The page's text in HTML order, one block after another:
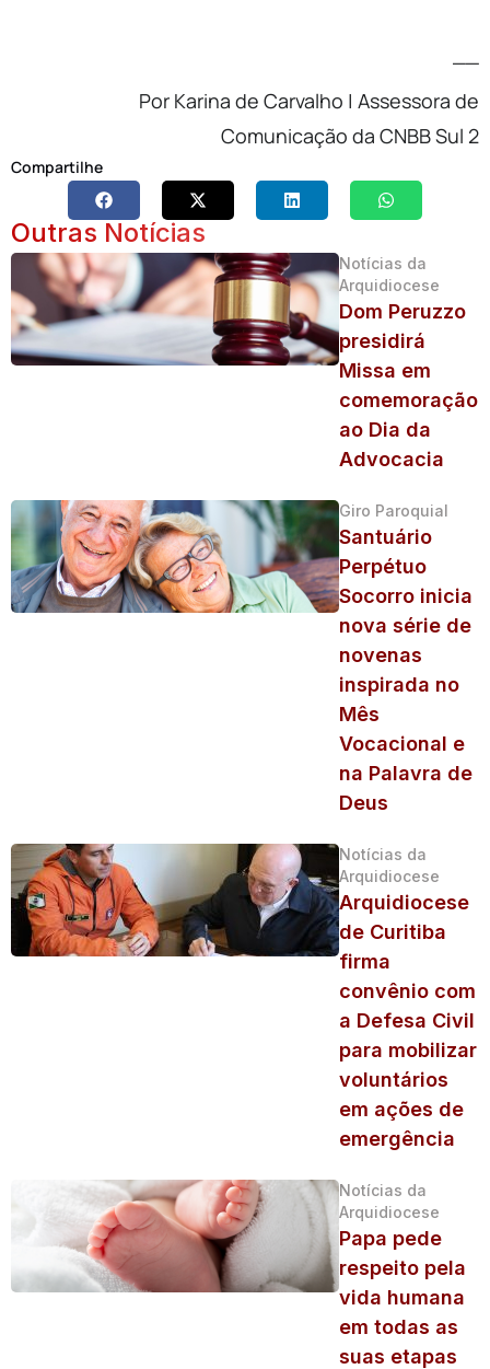
Por Karina de Carvalho | Assessora de
Comunicação da CNBB Sul 2
Compartilhe
Outras Notícias
Notícias da
Arquidiocese
Dom Peruzzo
presidirá
Missa em
comemoração
ao Dia da
Advocacia
Giro Paroquial
Santuário
Perpétuo
Socorro inicia
nova série de
novenas
inspirada no
Mês
Vocacional e
na Palavra de
Deus
Notícias da
Arquidiocese
Arquidiocese
de Curitiba
firma
convênio com
a Defesa Civil
para mobilizar
voluntários
em ações de
emergência
Notícias da
Arquidiocese
Papa pede
respeito pela
vida humana
em todas as
suas etapas